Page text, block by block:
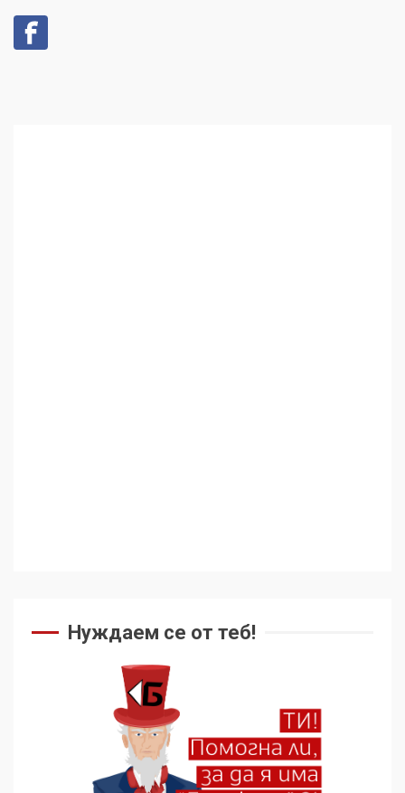
Нуждаем се от теб!
5
136 страни в ООН
подкрепиха Куба, България
избра да е сред 30
„въздържали се“